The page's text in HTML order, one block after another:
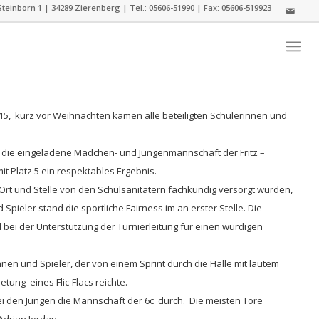
1 | 34289 Zierenberg | Tel.: 05606-51990 | Fax: 05606-519923
kurz vor Weihnachten kamen alle beteiligten Schülerinnen und
eingeladene Mädchen- und Jungenmannschaft der Fritz –
Platz 5 ein respektables Ergebnis.
und Stelle von den Schulsanitätern fachkundig versorgt wurden,
stand die sportliche Fairness im an erster Stelle. Die
der Unterstützung der Turnierleitung für einen würdigen
und Spieler, der von einem Sprint durch die Halle mit lautem
eines Flic-Flacs reichte.
Jungen die Mannschaft der 6c durch. Die meisten Tore